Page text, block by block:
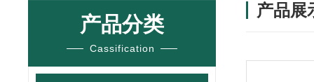
产品分类
Cassification
产品展